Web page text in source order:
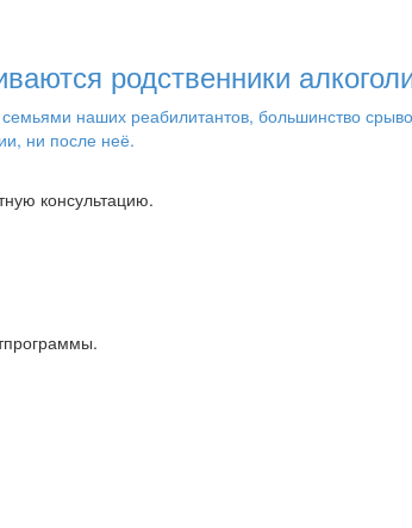
родственники
наших реабилитантов, большинство срывов
ни после неё.
консультацию.